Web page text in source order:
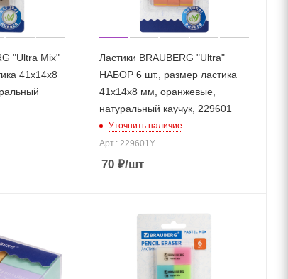
"Ultra Mix"
41х14х8
Ластики BRAUBERG "Ultra"
НАБОР 6 шт., размер ластика
41х14х8 мм, оранжевые,
натуральный каучук, 229601
Уточнить наличие
Арт.: 229601Y
70 ₽/шт